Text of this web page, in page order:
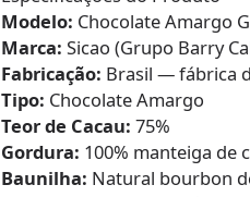
Modelo: Chocolate Amargo
Marca: Sicao (Grupo Barry
Fabricação: Brasil — fábrica
Tipo: Chocolate Amargo
Teor de Cacau: 75%
Gordura: 100% manteiga de
Baunilha: Natural bourbon